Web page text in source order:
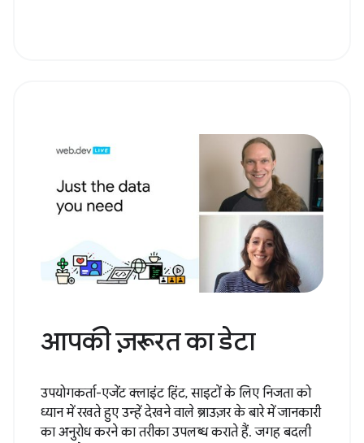
आपकी ज़रूरत का डेटा
उपयोगकर्ता-एजेंट क्लाइंट हिंट, साइटों के लिए निजता को
ध्यान में रखते हुए उन्हें देखने वाले ब्राउज़र के बारे में जानकारी
का अनुरोध करने का तरीका उपलब्ध कराते हैं. जगह बदली